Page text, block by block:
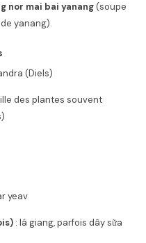
nor mai bai yanang(soupe
yanang).
(Diels)
des plantes souvent
yeav
: lá giang, parfois dây sữa